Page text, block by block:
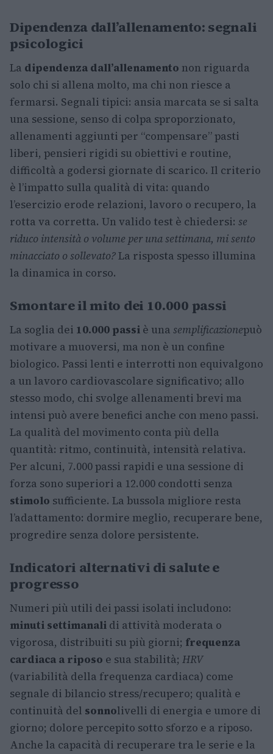
Dipendenza dall’allenamento: segnali
psicologici
La dipendenza dall’allenamento non riguarda
solo chi si allena molto, ma chi non riesce a
fermarsi. Segnali tipici: ansia marcata se si salta
una sessione, senso di colpa sproporzionato,
allenamenti aggiunti per “compensare” pasti
liberi, pensieri rigidi su obiettivi e routine,
difficoltà a godersi giornate di scarico. Il criterio
è l’impatto sulla qualità di vita: quando
l’esercizio erode relazioni, lavoro o recupero, la
rotta va corretta. Un valido test è chiedersi: se
riduco intensità o volume per una settimana, mi sento
minacciato o sollevato?La risposta spesso illumina
la dinamica in corso.
Smontare il mito dei 10.000 passi
La soglia dei 10.000 passi è una semplificazionepuò
motivare a muoversi, ma non è un confine
biologico. Passi lenti e interrotti non equivalgono
a un lavoro cardiovascolare significativo; allo
stesso modo, chi svolge allenamenti brevi ma
intensi può avere benefici anche con meno passi.
La qualità del movimento conta più della
quantità: ritmo, continuità, intensità relativa.
Per alcuni, 7.000 passi rapidi e una sessione di
forza sono superiori a 12.000 condotti senza
stimolo sufficiente. La bussola migliore resta
l’adattamento: dormire meglio, recuperare bene,
progredire senza dolore persistente.
Indicatori alternativi di salute e
progresso
Numeri più utili dei passi isolati includono:
minuti settimanali di attività moderata o
vigorosa, distribuiti su più giorni; frequenza
cardiaca a riposo e sua stabilità; HRV
(variabilità della frequenza cardiaca) come
segnale di bilancio stress/recupero; qualità e
continuità del sonnolivelli di energia e umore di
giorno; dolore percepito sotto sforzo e a riposo.
Anche la capacità di recuperare tra le serie e la